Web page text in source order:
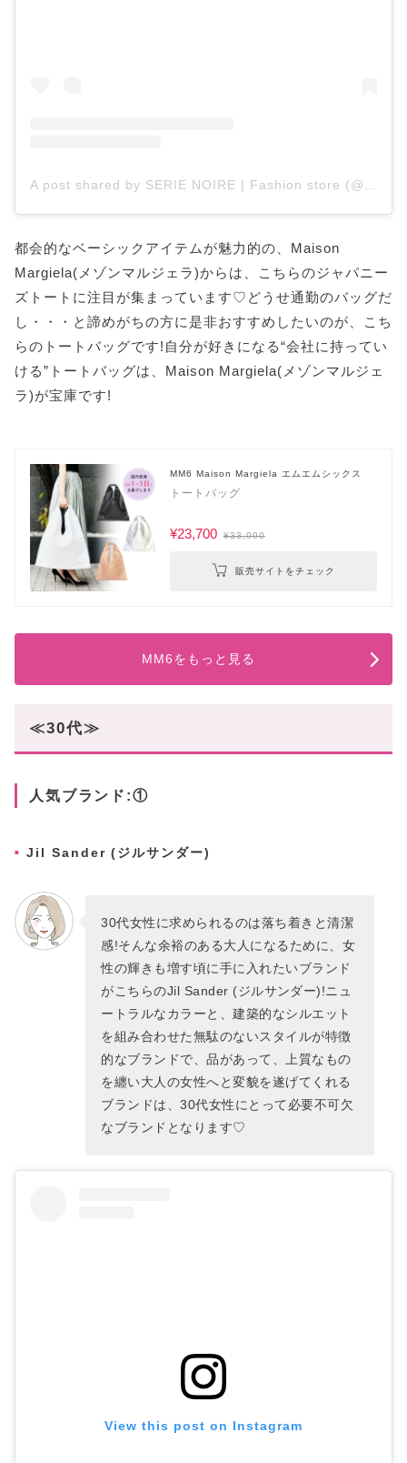
都会的なベーシックアイテムが魅力的の、Maison
Margiela(メゾンマルジェラ)からは、こちらのジャパニー
ズトートに注目が集まっています♡どうせ通勤のバッグだ
し・・・と諦めがちの方に是非おすすめしたいのが、こち
らのトートバッグです!自分が好きになる“会社に持ってい
ける”トートバッグは、Maison Margiela(メゾンマルジェ
ラ)が宝庫です!
MM6 Maison Margiela エムエムシックス
トートバッグ
¥23,700 ¥33,000
販売サイトをチェック
MM6をもっと見る
≪30代≫
人気ブランド:①
Jil Sander (ジルサンダー)
30代女性に求められるのは落ち着きと清潔
感!そんな余裕のある大人になるために、女
性の輝きも増す頃に手に入れたいブランド
がこちらのJil Sander (ジルサンダー)!ニュ
ートラルなカラーと、建築的なシルエット
を組み合わせた無駄のないスタイルが特徴
的なブランドで、品があって、上質なもの
を纏い大人の女性へと変貌を遂げてくれる
ブランドは、30代女性にとって必要不可欠
なブランドとなります♡
View this post on Instagram